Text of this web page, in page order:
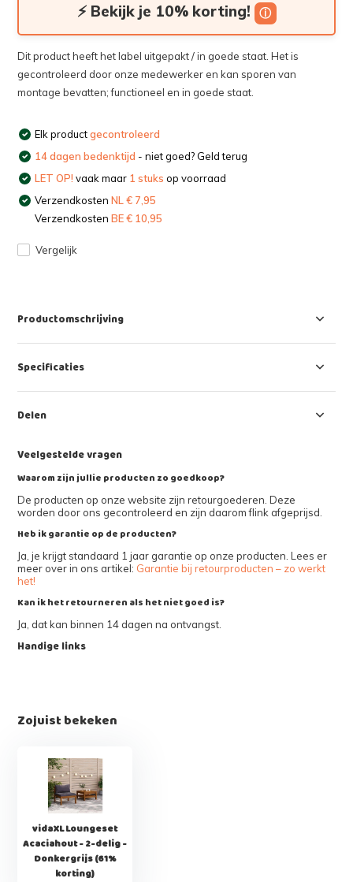
⚡ Bekijk je 10% korting! ⓘ
Dit product heeft het label uitgepakt / in goede staat. Het is
gecontroleerd door onze medewerker en kan sporen van
montage bevatten; functioneel en in goede staat.
Elk productgecontroleerd
14 dagen bedenktijd - niet goed? Geld terug
LET OP! vaak maar 1 stuks op voorraad
VerzendkostenNL € 7,95
VerzendkostenBE € 10,95
Vergelijk
Productomschrijving
Specificaties
Delen
Veelgestelde vragen
Waarom zijn jullie producten zo goedkoop?
De producten op onze website zijn retourgoederen. Deze
worden door ons gecontroleerd en zijn daarom flink afgeprijsd.
Heb ik garantie op de producten?
Ja, je krijgt standaard 1 jaar garantie op onze producten. Lees er
meer over in ons artikel: Garantie bij retourproducten – zo werkt
het!
Kan ik het retourneren als het niet goed is?
Ja, dat kan binnen 14 dagen na ontvangst.
Handige links
Zojuist bekeken
vidaXL Loungeset
Acaciahout - 2-delig -
Donkergrijs (61%
korting)